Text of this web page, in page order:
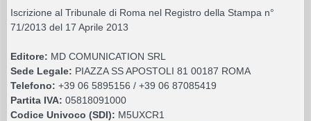
Iscrizione al Tribunale di Roma nel Registro della Stampa n°
71/2013 del 17 Aprile 2013
Editore: MD COMUNICATION SRL
Sede Legale: PIAZZA SS APOSTOLI 81 00187 ROMA
Telefono: +39 06 5895156 / +39 06 87085419
Partita IVA: 05818091000
Codice Univoco (SDI): M5UXCR1